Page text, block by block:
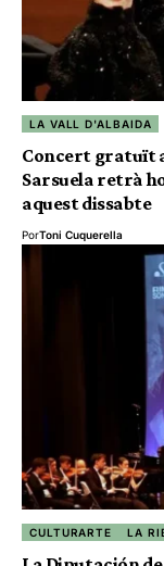
LA VALL D'ALBAIDA
Concert gratuït
Sarsuela retrà
aquest dissabte
PorToni Cuquerella
CULTURARTE LA